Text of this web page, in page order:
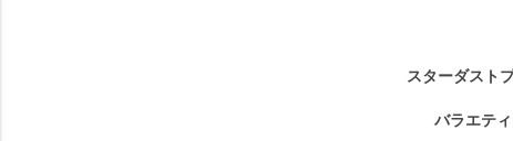
スターダスト
バラエテ